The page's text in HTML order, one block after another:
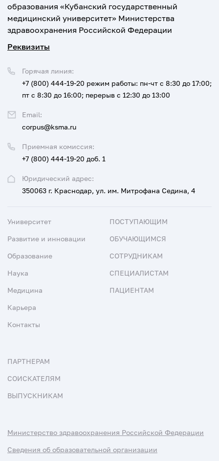
образования «Кубанский государственный
медицинский университет» Министерства
здравоохранения Российской Федерации
Реквизиты
Юридический адрес:
350063 г. Краснодар, ул. им. Митрофана Седина, 4
Приемная комиссия:
+7 (800) 444-19-20 доб. 1
Горячая линия:
+7 (800) 444-19-20 режим работы: пн-чт с 8:30 до 17:00;
пт с 8:30 до 16:00; перерыв с 12:30 до 13:00
Email:
corpus@ksma.ru
Университет
Развитие и инновации
Образование
Наука
Медицина
Карьера
Контакты
ПОСТУПАЮЩИМ
ОБУЧАЮЩИМСЯ
СОТРУДНИКАМ
СПЕЦИАЛИСТАМ
ПАЦИЕНТАМ
ПАРТНЕРАМ
СОИСКАТЕЛЯМ
ВЫПУСКНИКАМ
Министерство здравоохранения Российской Федерации
Сведения об образовательной организации